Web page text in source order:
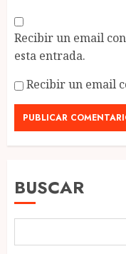
Recibir un email
esta entrada.
Recibir un email
BUSCAR